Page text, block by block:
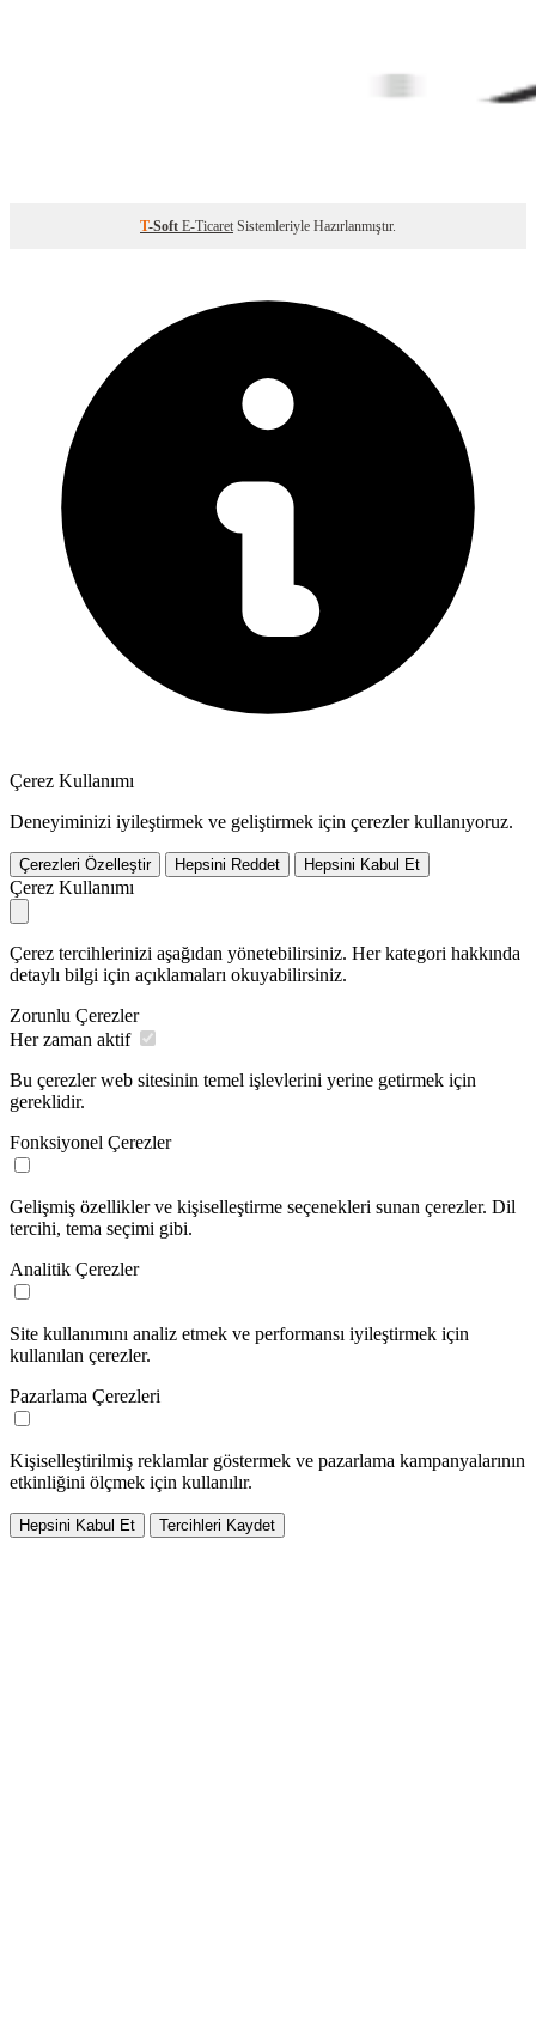
T-Soft E-Ticaret Sistemleriyle Hazırlanmıştır.
Çerez Kullanımı
Deneyiminizi iyileştirmek ve geliştirmek için çerezler kullanıyoruz.
Çerezleri Özelleştir Hepsini Reddet Hepsini Kabul Et
Çerez Kullanımı
Çerez tercihlerinizi aşağıdan yönetebilirsiniz. Her kategori hakkında
detaylı bilgi için açıklamaları okuyabilirsiniz.
Zorunlu Çerezler
Her zaman aktif
Bu çerezler web sitesinin temel işlevlerini yerine getirmek için
gereklidir.
Fonksiyonel Çerezler
Gelişmiş özellikler ve kişiselleştirme seçenekleri sunan çerezler. Dil
tercihi, tema seçimi gibi.
Analitik Çerezler
Site kullanımını analiz etmek ve performansı iyileştirmek için
kullanılan çerezler.
Pazarlama Çerezleri
Kişiselleştirilmiş reklamlar göstermek ve pazarlama kampanyalarının
etkinliğini ölçmek için kullanılır.
Hepsini Kabul Et Tercihleri Kaydet